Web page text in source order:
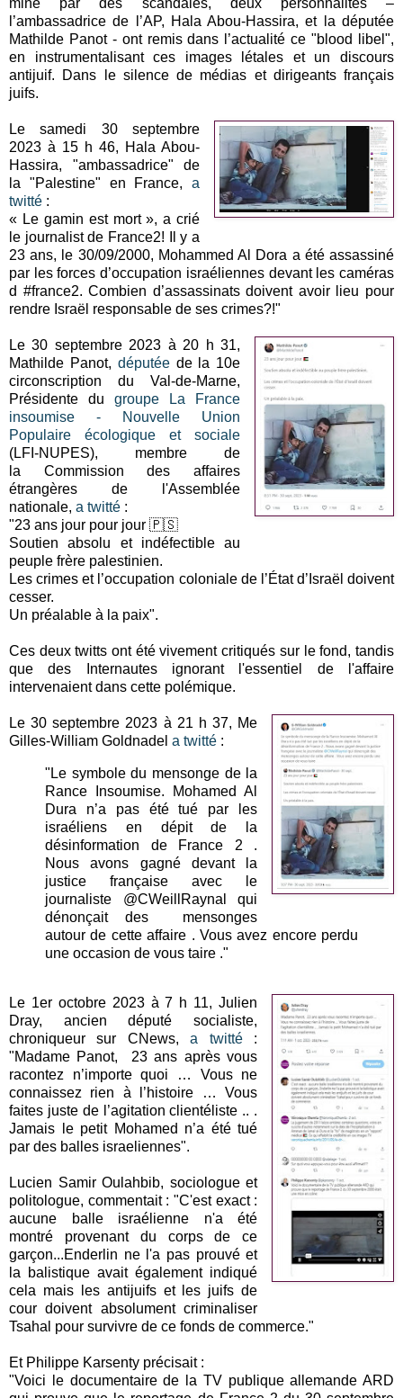
l’ambassadrice de l’AP, Hala Abou-Hassira, et la députée
Mathilde Panot - ont remis dans l’actualité ce "blood libel",
en instrumentalisant ces images létales et un discours
antijuif. Dans le silence de médias et dirigeants français
juifs.
Le samedi 30 septembre
2023 à 15 h 46, Hala Abou-
Hassira, "ambassadrice" de
la "Palestine" en France,a
twitté :
« Le gamin est mort », a crié
le journalist de France2! Il y a
23 ans, le 30/09/2000, Mohammed Al Dora a été assassiné
par les forces d’occupation israéliennes devant les caméras
d #france2. Combien d’assassinats doivent avoir lieu pour
rendre Israël responsable de ses crimes?!"
Le 30 septembre 2023 à 20 h 31,
Mathilde Panot, députéede la 10e
circonscription du Val-de-Marne,
Présidente dugroupe La France
insoumise - Nouvelle Union
Populaire écologique et sociale
(LFI-NUPES), membre de
la Commission des affaires
étrangères de l'Assemblée
nationale, a twitté :
"23 ans jour pour jour 🇵🇸
Soutien absolu et indéfectible au
peuple frère palestinien.
Les crimes et l’occupation coloniale de l’État d’Israël doivent
cesser.
Un préalable à la paix".
Ces deux twitts ont été vivement critiqués sur le fond, tandis
que des Internautes ignorant l'essentiel de l'affaire
intervenaient dans cette polémique.
Le 30 septembre 2023 à 21 h 37, Me
Gilles-William Goldnadel a twitté :
"Le symbole du mensonge de la
Rance Insoumise. Mohamed Al
Dura n’a pas été tué par les
israéliens en dépit de la
désinformation de France 2 .
Nous avons gagné devant la
justice française avec le
journaliste @CWeillRaynal qui
dénonçait des mensonges
autour de cette affaire . Vous avez encore perdu
une occasion de vous taire ."
Le 1er octobre 2023 à 7 h 11, Julien
Dray, ancien député socialiste,
chroniqueur sur CNews,a twitté:
"Madame Panot, 23 ans après vous
racontez n’importe quoi … Vous ne
connaissez rien à l’histoire … Vous
faites juste de l’agitation clientéliste .. .
Jamais le petit Mohamed n’a été tué
par des balles israeliennes".
Lucien Samir Oulahbib, sociologue et
politologue, commentait : "C'est exact :
aucune balle israélienne n'a été
montré provenant du corps de ce
garçon...Enderlin ne l'a pas prouvé et
la balistique avait également indiqué
cela mais les antijuifs et les juifs de
cour doivent absolument criminaliser
Tsahal pour survivre de ce fonds de commerce."
Et Philippe Karsenty précisait :
"Voici le documentaire de la TV publique allemande ARD